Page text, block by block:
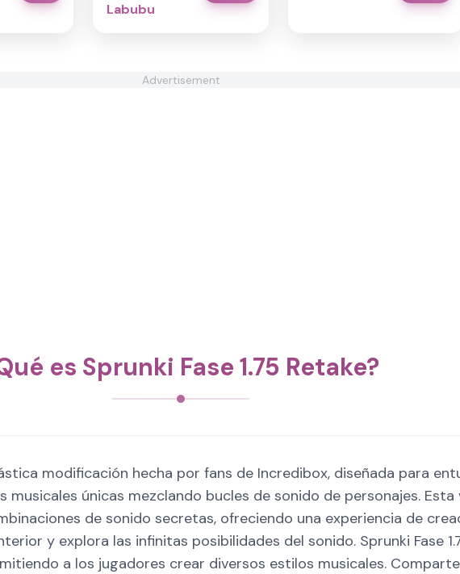
Labubu
Advertisement
es Sprunki Fase 1.75 Retake?
modificación hecha por fans de Incredibox, diseñada para
musicales únicas mezclando bucles de sonido de personajes.
de sonido secretas, ofreciendo una experiencia de
y explora las infinitas posibilidades del sonido. Sprunki Fase
a los jugadores crear diversos estilos musicales.